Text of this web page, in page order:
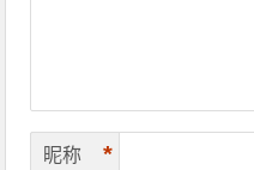
昵称 *